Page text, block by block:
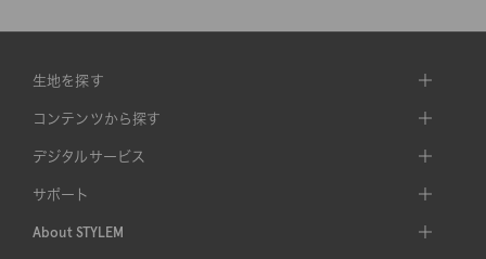
生地を探す
コンテンツから探す
デジタルサービス
サポート
About STYLEM